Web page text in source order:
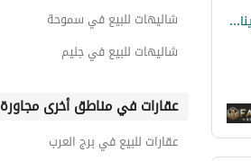
صف اول بحر بسعر لقطه متشطب بالكامل ع المفتاح في مارينا5 الساحل الشمالي قبل لسان الوزراء marina5 بجوار فندق Rixos دقائق من مراسي
شاليهات للبيع في سموحة
شاليهات للبيع في جليم
عقارات في مناطق أخرى مجاورة
عقارات للبيع في برج العرب